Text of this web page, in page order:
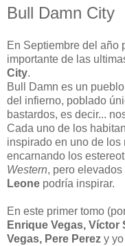
Bull Damn City
En Septiembre del año
importante de las
City.
Bull Damn es un
del infierno, poblado
bastardos, es decir...
Cada uno de los
inspirado en uno de
encarnando los
Western, pero
Leone podría inspirar.
En este primer tomo
Enrique Vegas, Víctor
Vegas, Pere Perez y